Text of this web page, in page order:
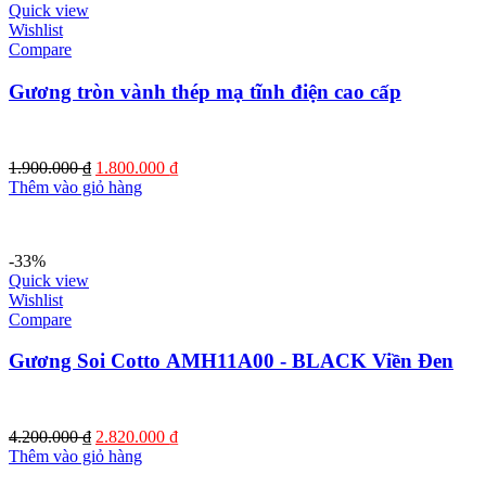
Quick view
Wishlist
Compare
Gương tròn vành thép mạ tĩnh điện cao cấp
1.900.000₫ Giá
gốc
1.800.000 ₫Giá
Thêm vào giỏ hàng
-33%
Quick view
Wishlist
Compare
Gương Soi Cotto AMH11A00 - BLACK Viền Đen
4.200.000₫ Giá
gốc
2.820.000 ₫Giá
Thêm vào giỏ hàng